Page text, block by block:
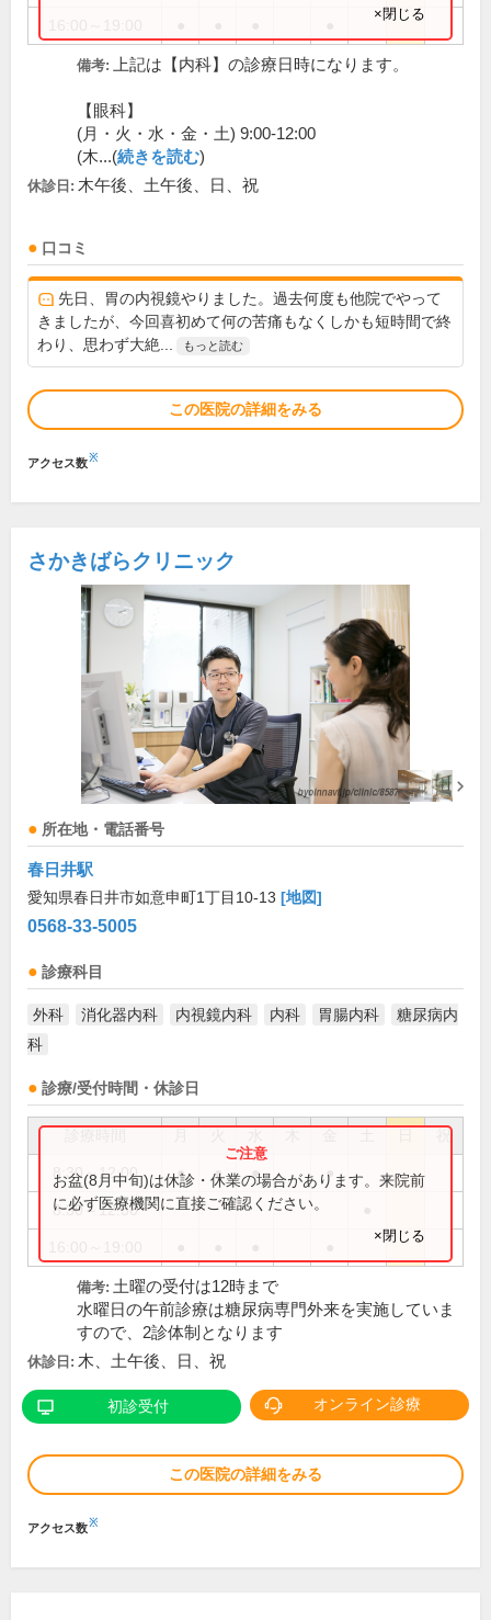
×閉じる
備考: 上記は【内科】の診療日時になります。
【眼科】
(月・火・水・金・土) 9:00-12:00
(木...(続きを読む)
休診日: 木午後、土午後、日、祝
口コミ
先日、胃の内視鏡やりました。過去何度も他院でやって
きましたが、今回喜初めて何の苦痛もなくしかも短時間で終
わり、思わず大絶...
もっと読む
この医院の詳細をみる
アクセス数※
さかきばらクリニック
所在地・電話番号
春日井駅
愛知県春日井市如意申町1丁目10-13 [地図]
0568-33-5005
診療科目
外科 消化器内科 内視鏡内科 内科 胃腸内科
糖尿病内
科
診療/受付時間・休診日
祝
8:30～12:00 ● ● ● ●
8:30～12:30
お盆(8月中旬)は休診・休業の場合があります。来院前
に必ず医療機関に直接ご確認ください。
×閉じる
備考: 土曜の受付は12時まで
水曜日の午前診療は糖尿病専門外来を実施していま
すので、2診体制となります
休診日: 木、土午後、日、祝
初診受付 オンライン診療
この医院の詳細をみる
アクセス数※